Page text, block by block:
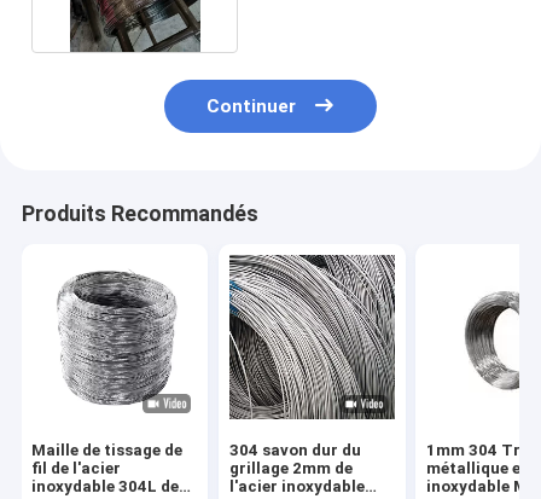
Continuer
Produits Recommandés
Maille de tissage de
fil de l'acier
inoxydable 304L de
304 savon dur du
grillage 2mm de
l'acier inoxydable
1mm 304
métallique en
inoxydable